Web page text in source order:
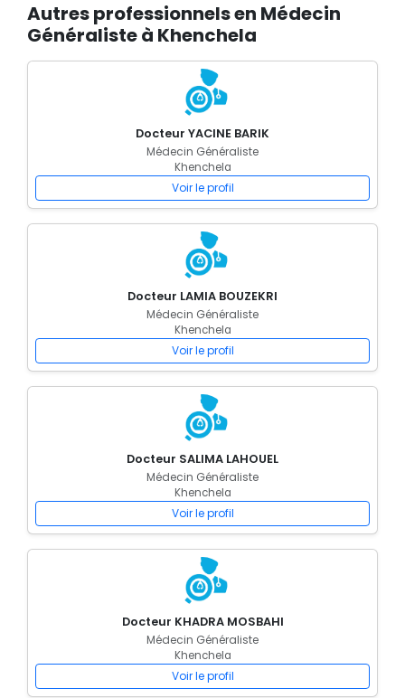
Autres professionnels en Médecin
Généraliste à Khenchela
Docteur YACINE BARIK
Médecin Généraliste
Khenchela
Voir le profil
Docteur LAMIA BOUZEKRI
Médecin Généraliste
Khenchela
Voir le profil
Docteur SALIMA LAHOUEL
Médecin Généraliste
Khenchela
Voir le profil
Docteur KHADRA MOSBAHI
Médecin Généraliste
Khenchela
Voir le profil